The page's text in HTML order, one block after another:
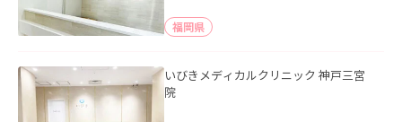
福岡県
いびきメディカルクリニック 神戸三宮
院